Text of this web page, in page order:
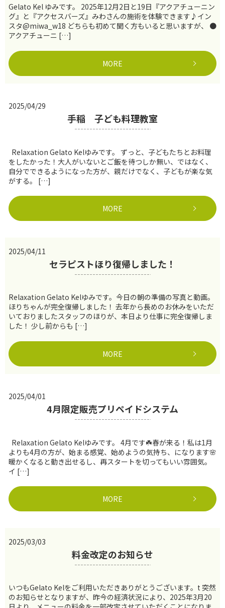
Gelato Kel ゆみです。 2025年12月2日と19日『アクアチューニン
グ』と『アクセスバーズ』みわさんの施術を体験できます♪イン
スタ@miwa_w18 どちらも初めて聞く方もいると思いますが、 ●
アクアチューニ […]
MORE
2025/04/29
手稲 子ども料理教室
Relaxation Gelato Kelゆみです。 ずっと、子どもたちとお料理
をしたかった！大人がいないとご飯を待つしか無い、ではなく、
自分でできるようになった方が、親だけでなく、子どもが楽な気
がする。 […]
MORE
2025/04/11
セラピストほり復帰しました！
Relaxation Gelato Kelゆみです。今日の朝の準備の写真と動画。
ほりちゃんが完全復帰しました！ 去年から長めのお休みをいただ
いておりましたスタッフのほりが、本日より仕事に完全復帰しま
した！ 少し前からも […]
MORE
2025/04/01
4月限定販売プリペイドシステム
Relaxation Gelato Kelゆみです。 4月です☘️春が来る！私は1月
よりも4月の方が、始まる感覚、始めようの気持ち、になります🌸
暖かくなると動き出せるし、再スタートを切ってもいい雰囲気。
イ […]
MORE
2025/03/03
料金改定のお知らせ
いつもGelato Kelをご利用いただきありがとうございます。t 突然
のお知らせとなりますが、昨今の経済状況により、2025年3月20